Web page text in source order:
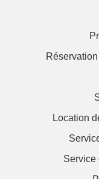
Location
Service